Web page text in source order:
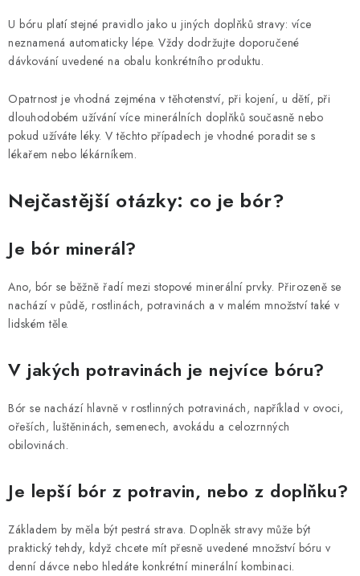
U bóru platí stejné pravidlo jako u jiných doplňků stravy: více
neznamená automaticky lépe. Vždy dodržujte doporučené
dávkování uvedené na obalu konkrétního produktu.
Opatrnost je vhodná zejména v těhotenství, při kojení, u dětí, při
dlouhodobém užívání více minerálních doplňků současně nebo
pokud užíváte léky. V těchto případech je vhodné poradit se s
lékařem nebo lékárníkem.
Nejčastější otázky: co je bór?
Je bór minerál?
Ano, bór se běžně řadí mezi stopové minerální prvky. Přirozeně se
nachází v půdě, rostlinách, potravinách a v malém množství také v
lidském těle.
V jakých potravinách je nejvíce bóru?
Bór se nachází hlavně v rostlinných potravinách, například v ovoci,
ořeších, luštěninách, semenech, avokádu a celozrnných
obilovinách.
Je lepší bór z potravin, nebo z doplňku?
Základem by měla být pestrá strava. Doplněk stravy může být
praktický tehdy, když chcete mít přesně uvedené množství bóru v
denní dávce nebo hledáte konkrétní minerální kombinaci.